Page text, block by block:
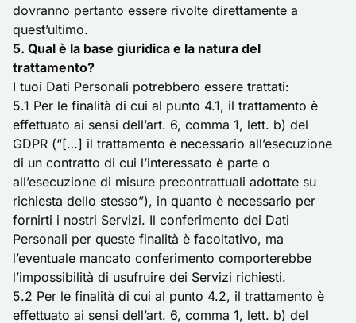
dovranno pertanto essere rivolte direttamente a
quest’ultimo.
5. Qual è la base giuridica e la natura del
trattamento?
I tuoi Dati Personali potrebbero essere trattati:
5.1 Per le finalità di cui al punto 4.1, il trattamento è
effettuato ai sensi dell’art. 6, comma 1, lett. b) del
GDPR (“[…] il trattamento è necessario all’esecuzione
di un contratto di cui l’interessato è parte o
all’esecuzione di misure precontrattuali adottate su
richiesta dello stesso”), in quanto è necessario per
fornirti i nostri Servizi. Il conferimento dei Dati
Personali per queste finalità è facoltativo, ma
l’eventuale mancato conferimento comporterebbe
l’impossibilità di usufruire dei Servizi richiesti.
5.2 Per le finalità di cui al punto 4.2, il trattamento è
effettuato ai sensi dell’art. 6, comma 1, lett. b) del